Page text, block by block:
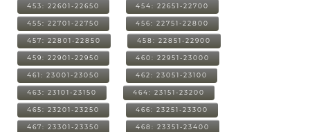
453: 22601-22650 454: 22651-22700
455: 22701-22750 456: 22751-22800
457: 22801-22850 458: 22851-22900
459: 22901-22950 460: 22951-23000
461: 23001-23050 462: 23051-23100
463: 23101-23150 464: 23151-23200
465: 23201-23250 466: 23251-23300
467: 23301-23350 468: 23351-23400